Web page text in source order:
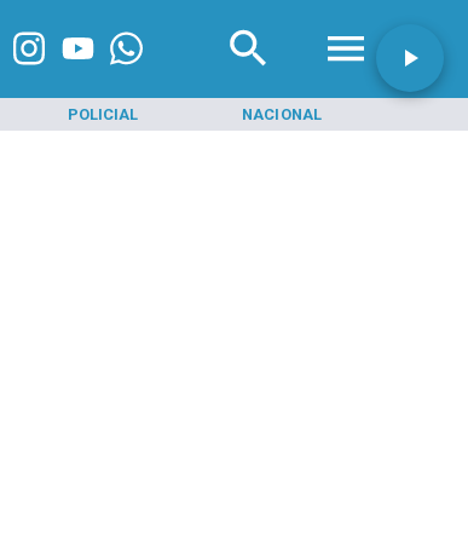
POLICIAL NACIONAL